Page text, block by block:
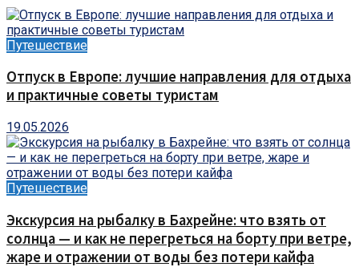
Путешествие
Отпуск в Европе: лучшие направления для отдыха
и практичные советы туристам
19.05.2026
Путешествие
Экскурсия на рыбалку в Бахрейне: что взять от
солнца — и как не перегреться на борту при ветре,
жаре и отражении от воды без потери кайфа